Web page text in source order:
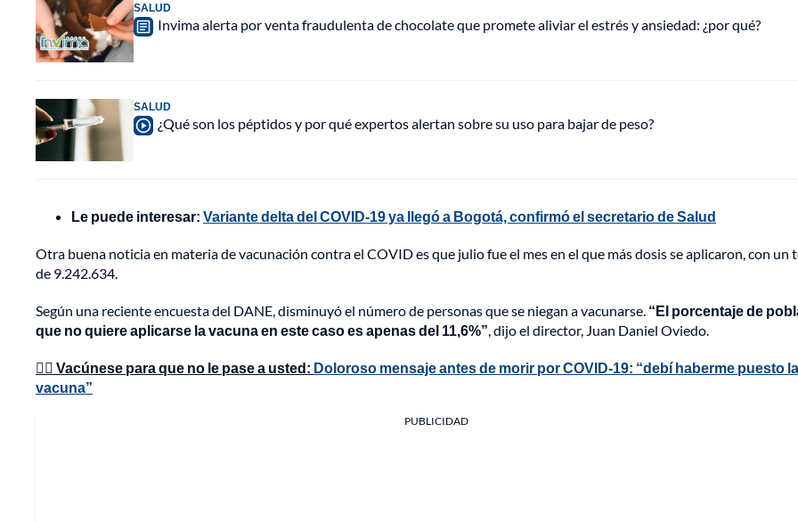
SALUD
Invima alerta por venta fraudulenta de chocolate que promete aliviar el estrés y ansiedad: ¿por qué?
SALUD
¿Qué son los péptidos y por qué expertos alertan sobre su uso para bajar de peso?
Le puede interesar: Variante delta del COVID-19 ya llegó a Bogotá, confirmó el secretario de Salud
Otra buena noticia en materia de vacunación contra el COVID es que julio fue el mes en el que más dosis se aplicaron, con un
de 9.242.634.
Según una reciente encuesta del DANE, disminuyó el número de personas que se niegan a vacunarse. “El porcentaje de
que no quiere aplicarse la vacuna en este caso es apenas del 11,6%”, dijo el director, Juan Daniel Oviedo.
👉🏼 Vacúnese para que no le pase a usted: Doloroso mensaje antes de morir por COVID-19: “debí haberme puesto la
vacuna”
PUBLICIDAD